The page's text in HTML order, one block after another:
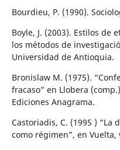
Bourdieu, P. (1990).
Boyle, J. (2003). Estilos de
los métodos de
Universidad de Antioquia.
Bronislaw M. (1975).
fracaso” en Llobera
Ediciones Anagrama.
Castoriadis, C. (1995 ) “La
como régimen”, en Vuelta,